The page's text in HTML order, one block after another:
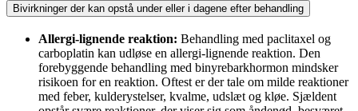
Bivirkninger der kan opstå under eller i dagene efter behandling
Allergi-lignende reaktion: Behandling med paclitaxel og
carboplatin kan udløse en allergi-lignende reaktion. Den
forebyggende behandling med binyrebarkhormon mindsker
risikoen for en reaktion. Oftest er der tale om milde reaktioner
med feber, kulderystelser, kvalme, udslæt og kløe. Sjældent